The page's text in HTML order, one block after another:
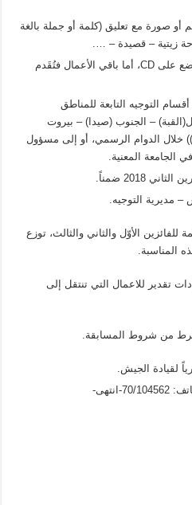
صورة مع تعليق (كلمة أو جملة بالغة
زيتية – قصيدة – ….
يُقدم البوستر على ورقة A3 ويوضع على CD، أما باقي الأعمال فتُقَدم
التوجيه التابعة للمناطق
– الجنوب (صيدا) – بيروت
خلال الدوام الرسمي، أو إلى مسؤول
الجامعة المعنية.
– مديرية التوجيه.
للفائزين الأوّل والثاني والثالث، توزع
المناسبة.
تقدير للاعمال التي تنتقل إلى
من شروط المسابقة.
لقيادة الجيش.
انتهى-